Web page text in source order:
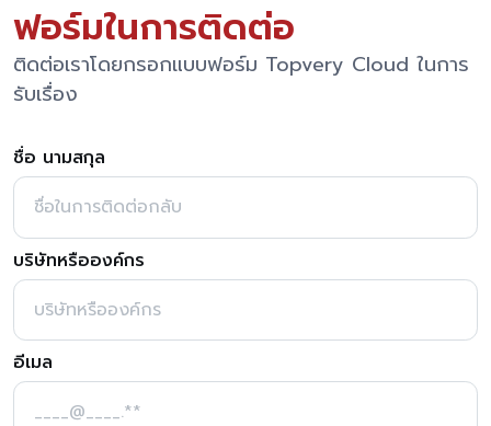
ฟอร์มในการติดต่อ
ติดต่อเราโดยกรอกแบบฟอร์ม Topvery Cloud ในการ
รับเรื่อง
ชื่อ นามสกุล
บริษัทหรือองค์กร
อีเมล